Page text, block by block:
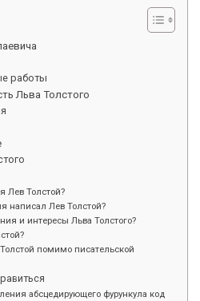
работы
Льва Толстого
Лев Толстой?
написал Лев Толстой?
и интересы Льва Толстого?
помимо писательской
абсцедирующего фурункула код